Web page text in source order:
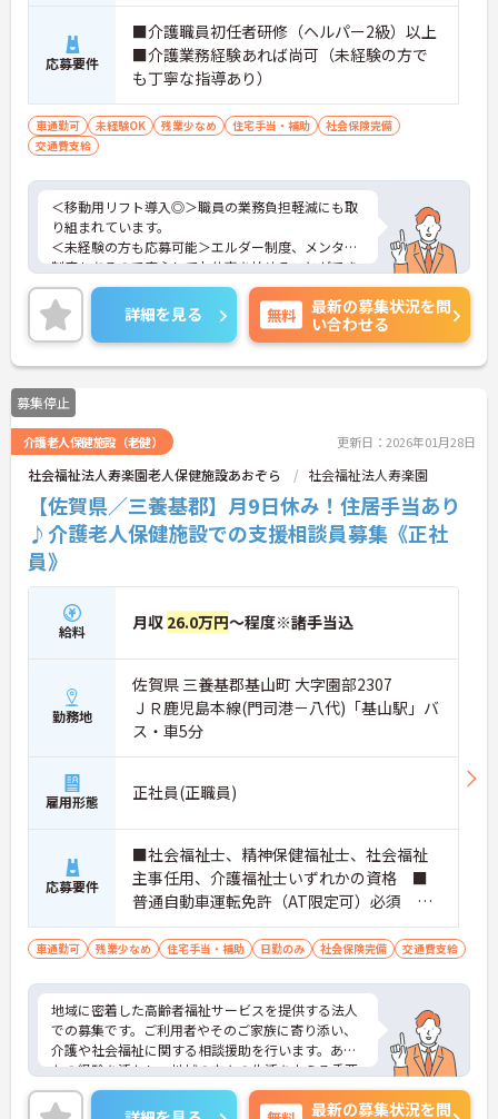
応募要件
■介護職員初任者研修（ヘルパー2級）以上
■介護業務経験あれば尚可（未経験の方で
も丁寧な指導あり）
車通勤可 未経験OK 残業少なめ 住宅手当・補助
社会保険完備
交通費支給
＜移動用リフト導入◎＞職員の業務負担軽減にも取
り組まれています。
＜未経験の方も応募可能＞エルダー制度、メンター
制度もあるので安心してお仕事を始めることができ
ます。
＜資格取得支援あり＞働きながらのスキルアップを
目指す方にもおすすめです！
ご興味のある方には、面接対策ポイント等、さらに
詳細をお話ししますのでお気軽にご相談ください。
詳細を見る 無料
最新の募集状況を問
い合わせる
募集停止
介護老人保健施設（老健） 更新日：2026年01月28日
社会福祉法人寿楽園老人保健施設あおぞら 社会福祉法人寿楽園
【佐賀県／三養基郡】月9日休み！住居手当あり
♪介護老人保健施設での支援相談員募集《正社
員》
給料 月収 26.0万円～程度※諸手当込
勤務地
佐賀県 三養基郡基山町 大字園部2307
ＪＲ鹿児島本線(門司港－八代)「基山駅」バ
ス・車5分
雇用形態 正社員(正職員)
応募要件
■社会福祉士、精神保健福祉士、社会福祉
主事任用、介護福祉士いずれかの資格 ■
普通自動車運転免許（AT限定可）必須 ■
介護福祉士資格の場合は10年以上の経験あ
れば可 ■相談業務経験あれば尚可、未経
車通勤可 残業少なめ 住宅手当・補助 日勤のみ 社会保険完備 交通費支給
地域に密着した高齢者福祉サービスを提供する法人
での募集です。ご利用者やそのご家族に寄り添い、
介護や社会福祉に関する相談援助を行います。あな
たの経験を活かし、地域の方々の生活を支える重要
な役割を担っていただきます。充実した福利厚生、1
7時台定時で残業は月平均10時間程度とプライベー最新の募集状況を問